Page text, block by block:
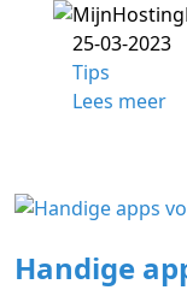
25-03-2023
Tips
Lees meer
Handige